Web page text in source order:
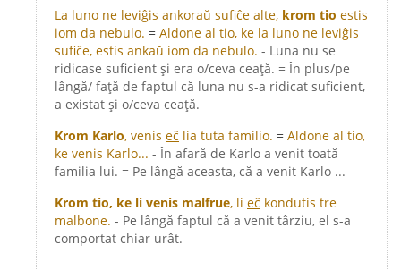
La luno ne leviĝis ankoraŭ sufiĉe alte, krom tio estis
iom da nebulo. = Aldone al tio, ke la luno ne leviĝis
sufiĉe, estis ankaŭ iom da nebulo. - Luna nu se
ridicase suficient și era o/ceva ceață. = În plus/pe
lângă/ față de faptul că luna nu s-a ridicat suficient,
a existat și o/ceva ceață.
Krom Karlo, venis eĉ lia tuta familio. = Aldone al tio,
ke venis Karlo... - În afară de Karlo a venit toată
familia lui. = Pe lângă aceasta, că a venit Karlo ...
Krom tio, ke li venis malfrue, li eĉ kondutis tre
malbone. - Pe lângă faptul că a venit târziu, el s-a
comportat chiar urât.